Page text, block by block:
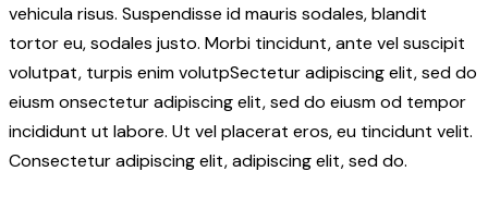
vehicula risus. Suspendisse id mauris sodales, blandit
tortor eu, sodales justo. Morbi tincidunt, ante vel suscipit
volutpat, turpis enim volutpSectetur adipiscing elit, sed do
eiusm onsectetur adipiscing elit, sed do eiusm od tempor
incididunt ut labore. Ut vel placerat eros, eu tincidunt velit.
Consectetur adipiscing elit, adipiscing elit, sed do.